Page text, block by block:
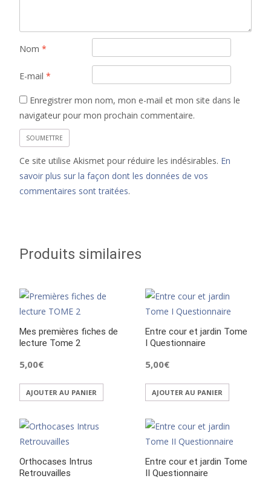
Nom *
E-mail *
Enregistrer mon nom, mon e-mail et mon site dans le
navigateur pour mon prochain commentaire.
Ce site utilise Akismet pour réduire les indésirables. En
savoir plus sur la façon dont les données de vos
commentaires sont traitées.
Produits similaires
Mes premières fiches de
lecture Tome 2
5,00€
AJOUTER AU PANIER
Entre cour et jardin Tome
I Questionnaire
5,00€
AJOUTER AU PANIER
Orthocases Intrus
Retrouvailles
Entre cour et jardin Tome
II Questionnaire